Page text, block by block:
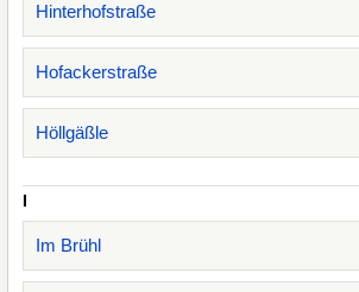
Hinterhofstraße
Hofackerstraße
Höllgäßle
I
Im Brühl